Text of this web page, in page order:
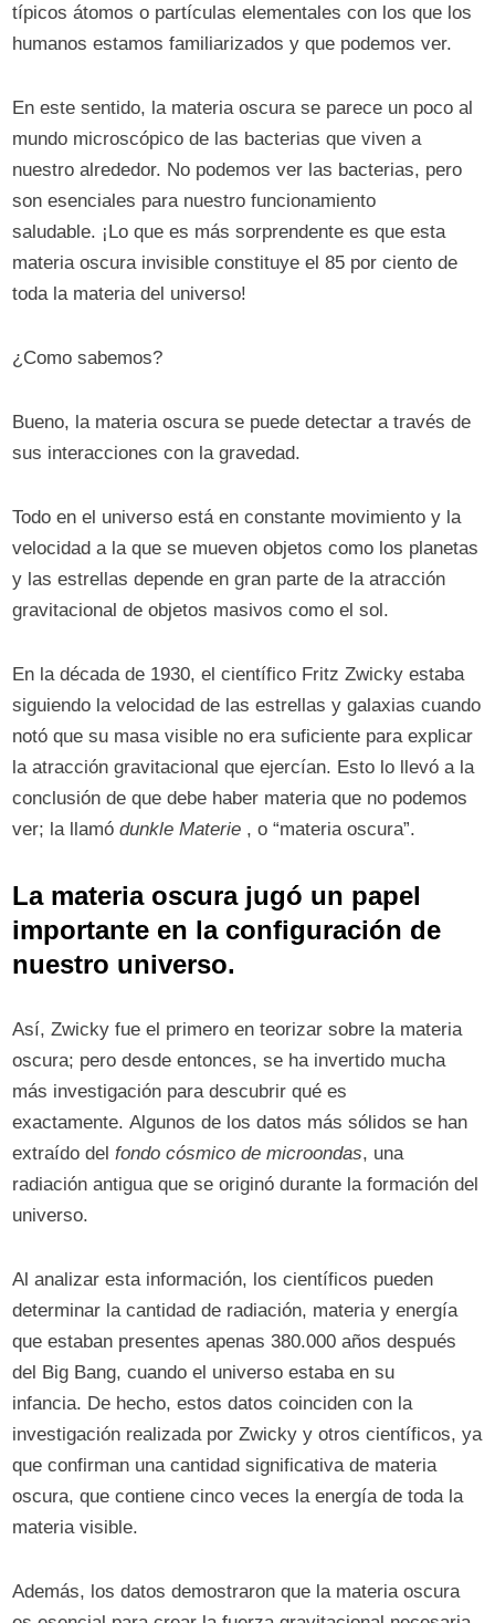
típicos átomos o partículas elementales con los que los
humanos estamos familiarizados y que podemos ver.
En este sentido, la materia oscura se parece un poco al
mundo microscópico de las bacterias que viven a
nuestro alrededor. No podemos ver las bacterias, pero
son esenciales para nuestro funcionamiento
saludable. ¡Lo que es más sorprendente es que esta
materia oscura invisible constituye el 85 por ciento de
toda la materia del universo!
¿Como sabemos?
Bueno, la materia oscura se puede detectar a través de
sus interacciones con la gravedad.
Todo en el universo está en constante movimiento y la
velocidad a la que se mueven objetos como los planetas
y las estrellas depende en gran parte de la atracción
gravitacional de objetos masivos como el sol.
En la década de 1930, el científico Fritz Zwicky estaba
siguiendo la velocidad de las estrellas y galaxias cuando
notó que su masa visible no era suficiente para explicar
la atracción gravitacional que ejercían. Esto lo llevó a la
conclusión de que debe haber materia que no podemos
ver; la llamódunkle Materie , o “materia oscura”.
La materia oscura jugó un papel
importante en la configuración de
nuestro universo.
Así, Zwicky fue el primero en teorizar sobre la materia
oscura; pero desde entonces, se ha invertido mucha
más investigación para descubrir qué es
exactamente. Algunos de los datos más sólidos se han
extraído delfondo cósmico de microondas, una
radiación antigua que se originó durante la formación del
universo.
Al analizar esta información, los científicos pueden
determinar la cantidad de radiación, materia y energía
que estaban presentes apenas 380.000 años después
del Big Bang, cuando el universo estaba en su
infancia. De hecho, estos datos coinciden con la
investigación realizada por Zwicky y otros científicos, ya
que confirman una cantidad significativa de materia
oscura, que contiene cinco veces la energía de toda la
materia visible.
Además, los datos demostraron que la materia oscura